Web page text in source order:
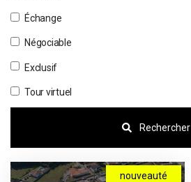
Échange
Négociable
Exclusif
Tour virtuel
Rechercher
nouveauté